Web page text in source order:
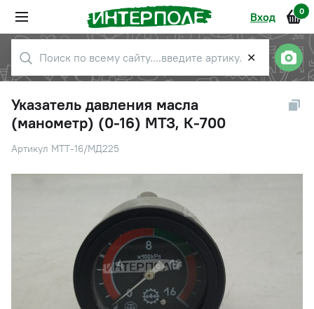
Вход 0
✕
Указатель давления масла
(манометр) (0-16) МТЗ, К-700
Артикул МТТ-16/МД225